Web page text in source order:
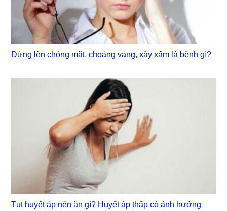
Đứng lên chóng mặt, choáng váng, xây xẩm là bệnh gì?
Tụt huyết áp nên ăn gì? Huyết áp thấp có ảnh hưởng